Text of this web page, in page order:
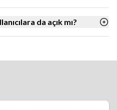
da açık mı?